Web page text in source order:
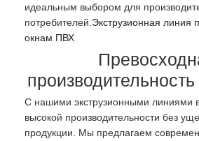
идеальным выбором для
потребителей. Экструзионная линия
окнам ПВХ
С нашими экструзионными линиями
высокой производительности без
продукции. Мы предлагаем